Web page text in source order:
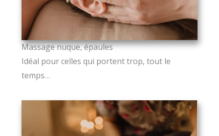
Massage nuque, épaules
Idéal pour celles qui portent trop, tout le
temps…